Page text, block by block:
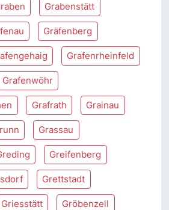
Grabenstätt
Gräfenberg
Grafenrheinfeld
Grafenwöhr
Grafrath Grainau
Grassau
Greifenberg
Grettstadt
Griesstätt Gröbenzell